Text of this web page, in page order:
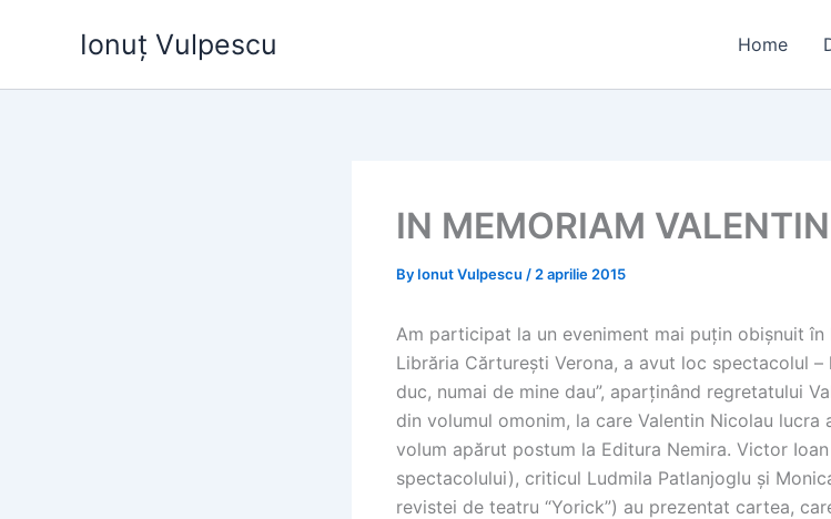
Ionuț Vulpescu Home
IN MEMORIAM
By Ionut Vulpescu / 2 aprilie 2015
Am participat la un eveniment mai puțin obișnuit în
Librăria Cărturești Verona, a avut loc spectacolul –
duc, numai de mine dau”, aparținând regretatului
din volumul omonim, la care Valentin Nicolau
volum apărut postum la Editura Nemira. Victor
spectacolului), criticul Ludmila Patlanjoglu și
revistei de teatru “Yorick”) au prezentat cartea,